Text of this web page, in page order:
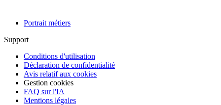
Portrait métiers
Support
Conditions d'utilisation
Déclaration de confidentialité
Avis relatif aux cookies
Gestion cookies
FAQ sur l'IA
Mentions légales